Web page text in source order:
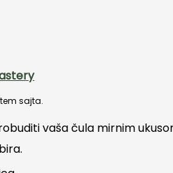
sajta.
vaša čula mirnim